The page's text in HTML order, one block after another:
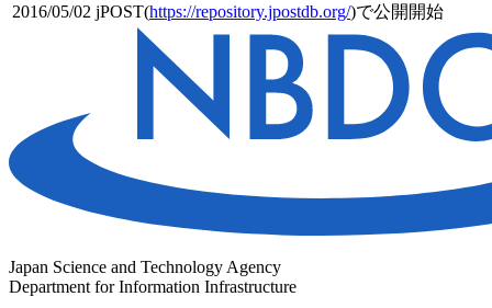
2016/05/02 jPOST(https://repository.jpostdb.org/)で公開開始
Japan Science and Technology Agency
Department for Information Infrastructure